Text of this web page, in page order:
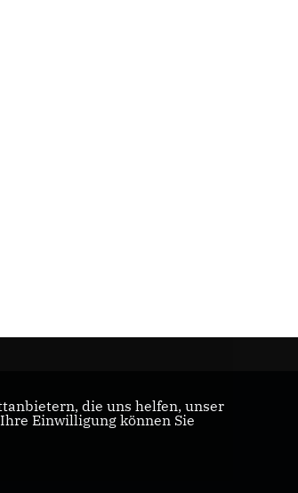
die uns helfen, unser
Einwilligung können Sie